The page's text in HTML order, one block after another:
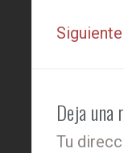
Deja una
Tu